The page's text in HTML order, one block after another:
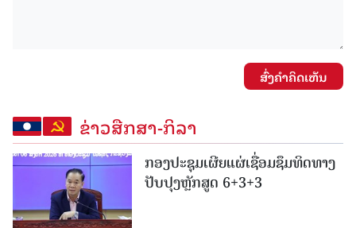
ສົ່ງຄໍາຄິດເຫັນ
ຂ່າວສືກສາ-ກິລາ
ກອງປະຊຸມເຜີຍແຜ່ເຊື່ອມຊຶມທິດທາງ
ປັບປຸງຫຼັກສູດ 6+3+3